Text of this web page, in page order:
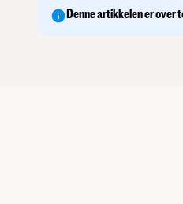
Denne artikkelen er over